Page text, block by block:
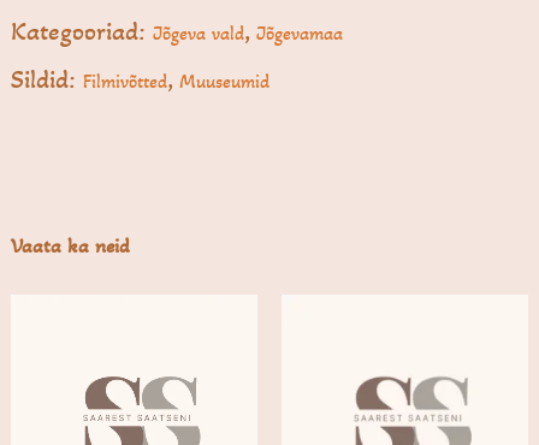
Kategooriad:Jõgeva vald,Jõgevamaa
Sildid:Filmivõtted,Muuseumid
Vaata ka neid